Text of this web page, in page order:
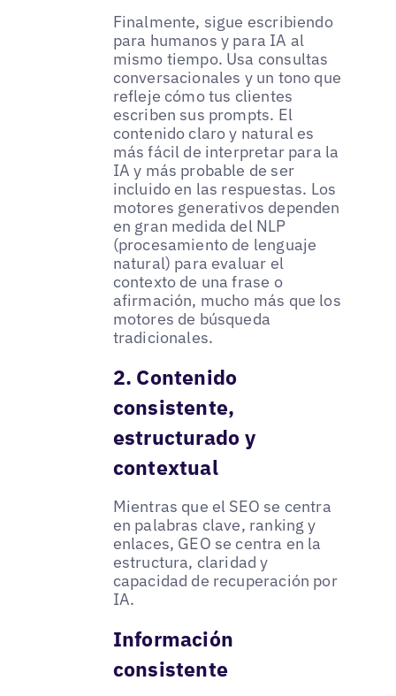
Finalmente, sigue escribiendo
para humanos y para IA al
mismo tiempo. Usa consultas
conversacionales y un tono que
refleje cómo tus clientes
escriben sus prompts. El
contenido claro y natural es
más fácil de interpretar para la
IA y más probable de ser
incluido en las respuestas. Los
motores generativos dependen
en gran medida del NLP
(procesamiento de lenguaje
natural) para evaluar el
contexto de una frase o
afirmación, mucho más que los
motores de búsqueda
tradicionales.
2. Contenido
consistente,
estructurado y
contextual
Mientras que el SEO se centra
en palabras clave, ranking y
enlaces, GEO se centra en la
estructura, claridad y
capacidad de recuperación por
IA.
Información
consistente